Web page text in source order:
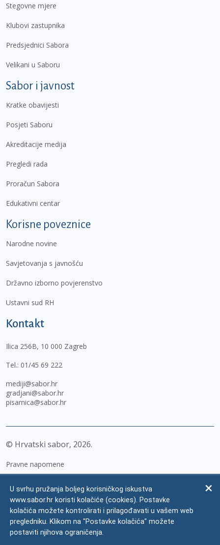
Stegovne mjere
Klubovi zastupnika
Predsjednici Sabora
Velikani u Saboru
Sabor i javnost
Kratke obavijesti
Posjeti Saboru
Akreditacije medija
Pregledi rada
Proračun Sabora
Edukativni centar
Korisne poveznice
Narodne novine
Savjetovanja s javnošću
Državno izborno povjerenstvo
Ustavni sud RH
Kontakt
Ilica 256B, 10 000 Zagreb
Tel.: 01/45 69 222
mediji@sabor.hr
gradjani@sabor.hr
pisarnica@sabor.hr
© Hrvatski sabor, 2026
Pravne napomene
Zaštita osobnih podataka
Impressum
Česta pitanja
U svrhu pružanja boljeg korisničkog iskustva
www.sabor.hr koristi kolačiće (cookies). Postavke
kolačića možete kontrolirati i prilagođavati u vašem web
pregledniku. Klikom na "Postavke kolačića" možete
postaviti njihova ograničenja.